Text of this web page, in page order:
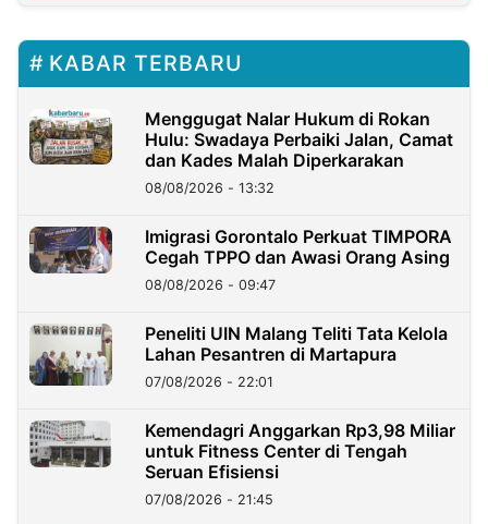
KABAR TERBARU
Menggugat Nalar Hukum di Rokan
Hulu: Swadaya Perbaiki Jalan, Camat
dan Kades Malah Diperkarakan
08/08/2026 - 13:32
Imigrasi Gorontalo Perkuat TIMPORA
Cegah TPPO dan Awasi Orang Asing
08/08/2026 - 09:47
Peneliti UIN Malang Teliti Tata Kelola
Lahan Pesantren di Martapura
07/08/2026 - 22:01
Kemendagri Anggarkan Rp3,98 Miliar
untuk Fitness Center di Tengah
Seruan Efisiensi
07/08/2026 - 21:45